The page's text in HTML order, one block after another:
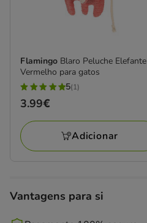
Flamingo Blaro Peluche Elefante
Vermelho para gatos
5
estrelas
com
1
avaliações
5(1)
Preço
3.99€
3.99€
Adicionar
Vantagens para si